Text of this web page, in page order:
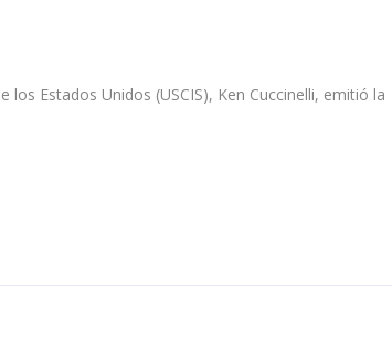
Estados Unidos (USCIS), Ken Cuccinelli, emitió la